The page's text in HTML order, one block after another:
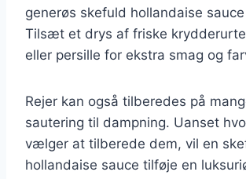
generøs skefuld hollandaise
Tilsæt et drys af friske
eller persille for ekstra smag og
Rejer kan også tilberedes på
sautering til dampning. Uanset
vælger at tilberede dem, vil en
hollandaise sauce tilføje en